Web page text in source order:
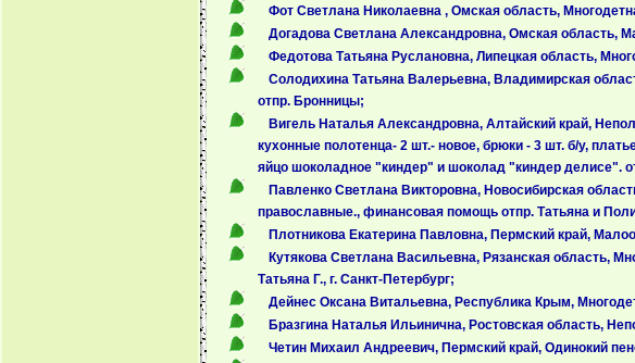
Фот Светлана Николаевна , Омская область,
Догадова Светлана Александровна, Омская область,
Федотова Татьяна Руслановна, Липецкая область,
Солодихина Татьяна Валерьевна, Владимирская
отпр. Бронницы;
Вигель Наталья Александровна, Алтайский край,
кухонные полотенца- 2 шт.- новое, брюки - 3 шт. б/у,
яйцо шоколадное "киндер" и шоколад "киндер делисе".
Павленко Светлана Викторовна, Новосибирская
православные., финансовая помощь отпр. Татьяна и
Плотникова Екатерина Павловна, Пермский край,
Кутякова Светлана Васильевна, Рязанская область,
Татьяна Г., г. Санкт-Петербург;
Дейнес Оксана Витальевна, Республика Крым,
Бразгина Наталья Ильинична, Ростовская область,
Четин Михаил Андреевич, Пермский край, Одинокий